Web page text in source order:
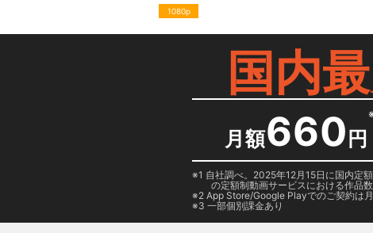
1080p
国内
月額660 円
1 自社調べ。2025年12月15日に国内定
の定額制動画サービスにおける作品
2 App Store/Google Playでのご契約は
3 一部個別課金あり